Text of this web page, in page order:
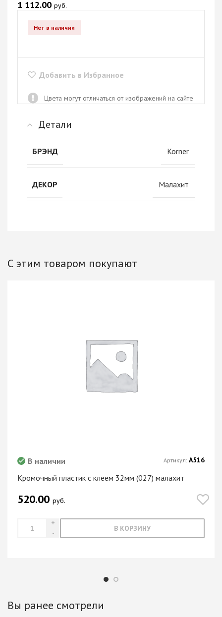
1 112.00 руб.
Нет в наличии
Добавить в Избранное
Цвета могут отличаться от изображений на сайте
Детали
БРЭНД Korner
ДЕКОР Малахит
С этим товаром покупают
Кромочный пластик с клеем 32мм (027) малахит
В наличии
520.00 руб.
В КОРЗИНУ
Артикул: А516
Вы ранее смотрели